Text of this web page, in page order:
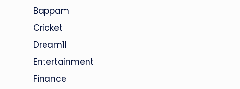
Bappam
Cricket
Dream11
Entertainment
Finance